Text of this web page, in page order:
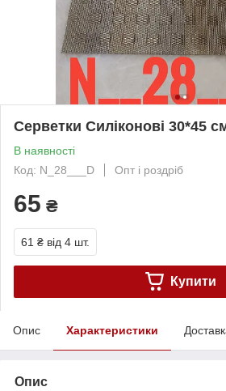
Серветки Силіконові 30*45
В наявності
Код: N_28___D
Опт і роздріб
65 ₴
61 ₴ від 4 шт.
Купити
Опис Характеристики
Опис